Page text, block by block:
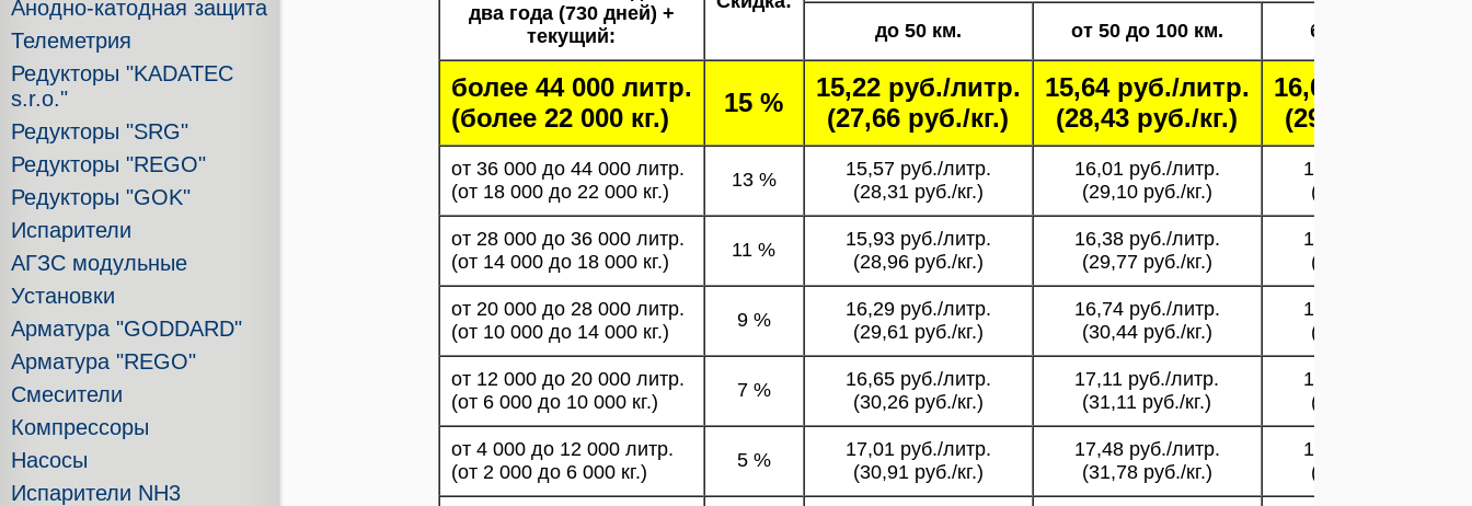
два года (730 дней) +
текущий:
до 50 км. от 50 до 100 км. более 100 км.
более 44 000 литр.
(более 22 000 кг.)
15 %
15,22 руб./литр.
(27,66 руб./кг.)
15,64 руб./литр.
(28,43 руб./кг.)
16,07 руб./
(29,21 руб./кг.)
от 36 000 до 44 000 литр.
(от 18 000 до 22 000 кг.)
13 %
15,57 руб./литр.
(28,31 руб./кг.)
16,01 руб./литр.
(29,10 руб./кг.)
16,44 руб./литр.
(29,89 руб./кг.)
от 28 000 до 36 000 литр.
(от 14 000 до 18 000 кг.)
11 %
15,93 руб./литр.
(28,96 руб./кг.)
16,38 руб./литр.
(29,77 руб./кг.)
16,82 руб./литр.
(30,58 руб./кг.)
от 20 000 до 28 000 литр.
(от 10 000 до 14 000 кг.)
9 %
16,29 руб./литр.
(29,61 руб./кг.)
16,74 руб./литр.
(30,44 руб./кг.)
17,20 руб./литр.
(31,27 руб./кг.)
от 12 000 до 20 000 литр.
(от 6 000 до 10 000 кг.)
7 %
16,65 руб./литр.
(30,26 руб./кг.)
17,11 руб./литр.
(31,11 руб./кг.)
17,58 руб./литр.
(31,95 руб./кг.)
от 4 000 до 12 000 литр.
(от 2 000 до 6 000 кг.)
5 %
17,01 руб./литр.
(30,91 руб./кг.)
17,48 руб./литр.
(31,78 руб./кг.)
17,96 руб./литр.
(32,64 руб./кг.)
Анодно-катодная защита
Телеметрия
Редукторы "KADATEC
s.r.o."
Редукторы "SRG"
Редукторы "REGO"
Редукторы "GOK"
Испарители
АГЗС модульные
Установки
Арматура "GODDARD"
Арматура "REGO"
Смесители
Компрессоры
Насосы
Испарители NH3